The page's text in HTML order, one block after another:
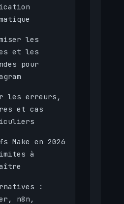
les
et les
pour
les erreurs,
et cas
Make en 2026
à
:
n8n,